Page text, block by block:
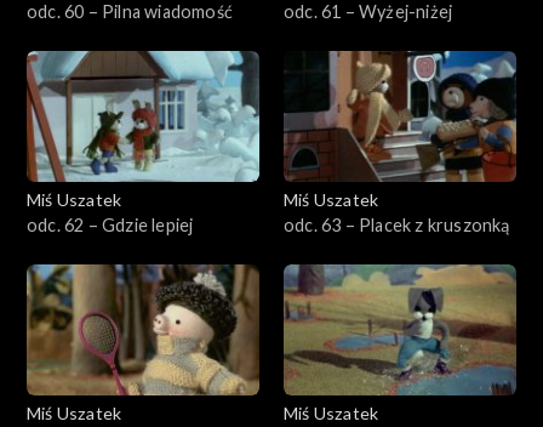
odc. 60 – Pilna wiadomość
odc. 61 – Wyżej-niżej
Miś Uszatek
odc. 62 – Gdzie lepiej
Miś Uszatek
odc. 63 – Placek z kruszonką
Miś Uszatek
Miś Uszatek